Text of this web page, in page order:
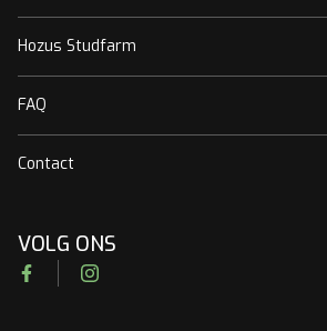
Hozus Studfarm
FAQ
Contact
VOLG ONS
FacebookInstagram